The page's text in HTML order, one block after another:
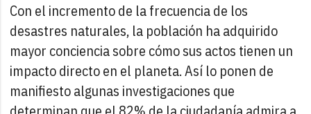
Con el incremento de la frecuencia de los
desastres naturales, la población ha adquirido
mayor conciencia sobre cómo sus actos tienen un
impacto directo en el planeta. Así lo ponen de
manifiesto algunas investigaciones que